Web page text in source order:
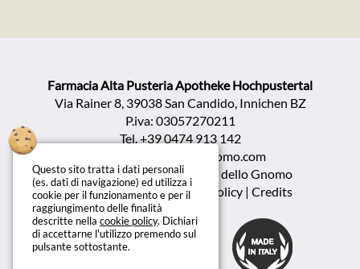
Questo sito tratta i dati personali
(es. dati di navigazione) ed utilizza i
cookie per il funzionamento e per il
raggiungimento delle finalità
descritte nella cookie policy. Dichiari
di accettarne l'utilizzo premendo sul
pulsante sottostante.
Farmacia Alta Pusteria Apotheke Hochpustertal
Via Rainer 8, 39038 San Candido, Innichen BZ
P.iva: 03057270211
Tel.+39 0474 913 142
info@farmaciadellognomo.com
Copyright ©2026 Farmacia dello Gnomo
Privacy policy | Cookie policy | Credits